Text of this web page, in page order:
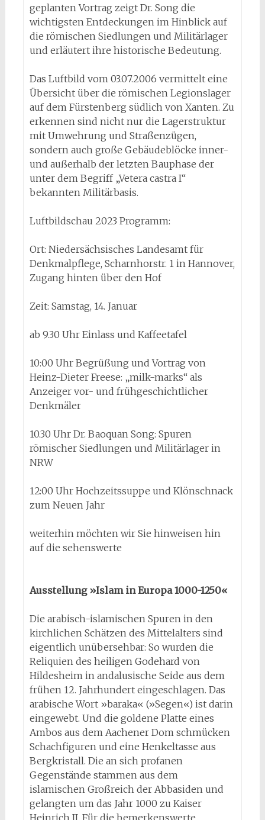
geplanten Vortrag zeigt Dr. Song die
wichtigsten Entdeckungen im Hinblick auf
die römischen Siedlungen und Militärlager
und erläutert ihre historische Bedeutung.
Das Luftbild vom 03.07.2006 vermittelt eine
Übersicht über die römischen Legionslager
auf dem Fürstenberg südlich von Xanten. Zu
erkennen sind nicht nur die Lagerstruktur
mit Umwehrung und Straßenzügen,
sondern auch große Gebäudeblöcke inner-
und außerhalb der letzten Bauphase der
unter dem Begriff „Vetera castra I“
bekannten Militärbasis.
Luftbildschau 2023 Programm:
Ort: Niedersächsisches Landesamt für
Denkmalpflege, Scharnhorstr. 1 in Hannover,
Zugang hinten über den Hof
Zeit: Samstag, 14. Januar
ab 9.30 Uhr Einlass und Kaffeetafel
10:00 Uhr Begrüßung und Vortrag von
Heinz-Dieter Freese: „milk-marks“ als
Anzeiger vor- und frühgeschichtlicher
Denkmäler
10.30 Uhr Dr. Baoquan Song: Spuren
römischer Siedlungen und Militärlager in
NRW
12:00 Uhr Hochzeitssuppe und Klönschnack
zum Neuen Jahr
weiterhin möchten wir Sie hinweisen hin
auf die sehenswerte
Ausstellung »Islam in Europa 1000-1250«
Die arabisch-islamischen Spuren in den
kirchlichen Schätzen des Mittelalters sind
eigentlich unübersehbar: So wurden die
Reliquien des heiligen Godehard von
Hildesheim in andalusische Seide aus dem
frühen 12. Jahrhundert eingeschlagen. Das
arabische Wort »baraka« (»Segen«) ist darin
eingewebt. Und die goldene Platte eines
Ambos aus dem Aachener Dom schmücken
Schachfiguren und eine Henkeltasse aus
Bergkristall. Die an sich profanen
Gegenstände stammen aus dem
islamischen Großreich der Abbasiden und
gelangten um das Jahr 1000 zu Kaiser
Heinrich II. Für die bemerkenswerte